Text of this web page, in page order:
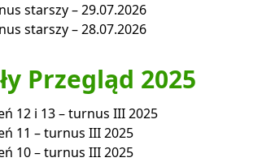
starszy – 29.07.2026
starszy – 28.07.2026
Przegląd 2025
12 i 13 – turnus III 2025
11 – turnus III 2025
10 – turnus III 2025